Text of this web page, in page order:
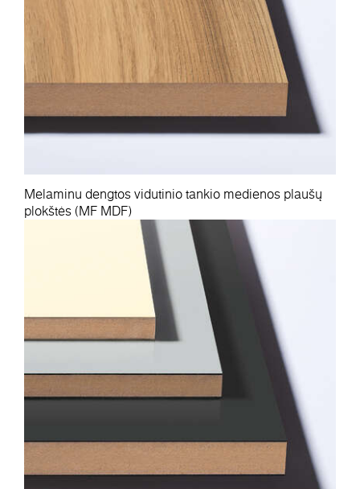
Melaminu dengtos vidutinio tankio medienos plaušų
plokštės (MF MDF)